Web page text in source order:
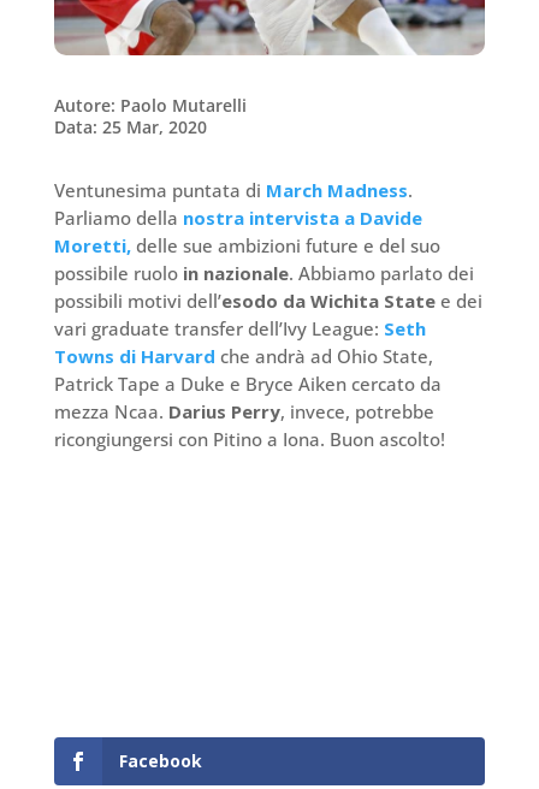
Autore: Paolo Mutarelli
Data: 25 Mar, 2020
Ventunesima puntata di March Madness.
Parliamo della nostra intervista a Davide
Moretti, delle sue ambizioni future e del suo
possibile ruolo in nazionale. Abbiamo parlato dei
possibili motivi dell’esodo da Wichita State e dei
vari graduate transfer dell’Ivy League: Seth
Towns di Harvard che andrà ad Ohio State,
Patrick Tape a Duke e Bryce Aiken cercato da
mezza Ncaa. Darius Perry, invece, potrebbe
ricongiungersi con Pitino a Iona. Buon ascolto!
Facebook